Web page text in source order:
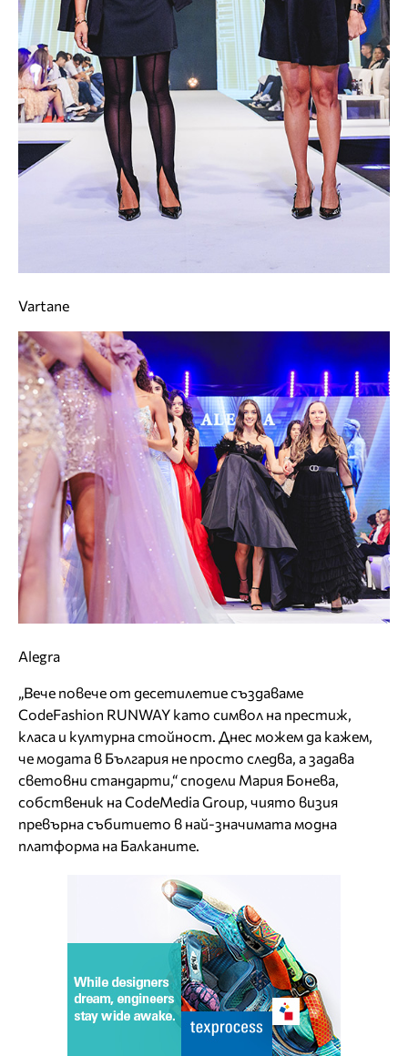
Vartane
Alegra
„Вече повече от десетилетие създаваме
CodeFashion RUNWAY като символ на престиж,
класа и културна стойност. Днес можем да кажем,
че модата в България не просто следва, а задава
световни стандарти,“ сподели Мария Бонева,
собственик на CodeMedia Group, чиято визия
превърна събитието в най-значимата модна
платформа на Балканите.